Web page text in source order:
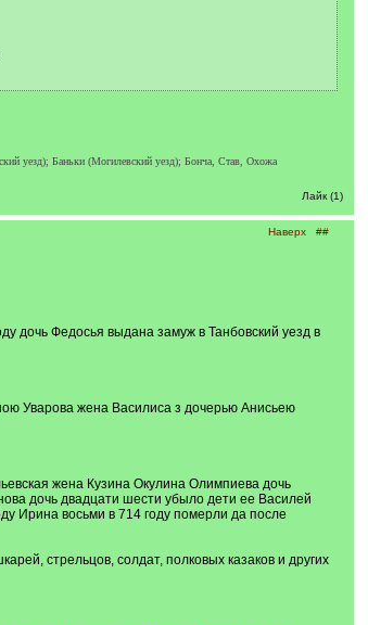
уезд); Баньки (Могилевский уезд); Бонча, Став, Охожа
Лайк (1)
Наверх ##
дочь Федосья выдана замуж в Танбовский уезд в
Уварова жена Василиса з дочерью Анисьею
жена Кузина Окулина Олимпиева дочь
дочь двадцати шести убыло дети ее Василей
Ирина восьми в 714 году померли да после
стрельцов, солдат, полковых казаков и других